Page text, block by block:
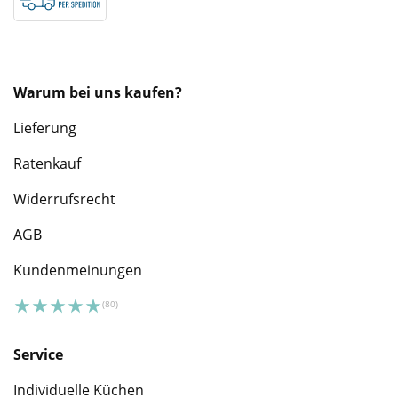
Warum bei uns kaufen?
Lieferung
Ratenkauf
Widerrufsrecht
AGB
Kundenmeinungen
Service
Individuelle Küchen